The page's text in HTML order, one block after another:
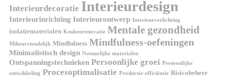
Interieurdecoratie Interieurdesign
Interieurinrichting Interieurontwerp Interieurverlichting
isolatiematerialen Keukenrenovatie Mentale gezondheid
Milieuvriendelijk Mindfulness Mindfulness-oefeningen
Minimalistisch design Natuurlijke materialen
Ontspanningstechnieken Persoonlijke groei Persoonlijke
ontwikkeling Procesoptimalisatie Productie-efficiëntie Risicobeheer